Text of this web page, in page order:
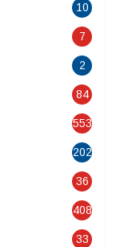
10
7
2
84
553
202
36
408
33